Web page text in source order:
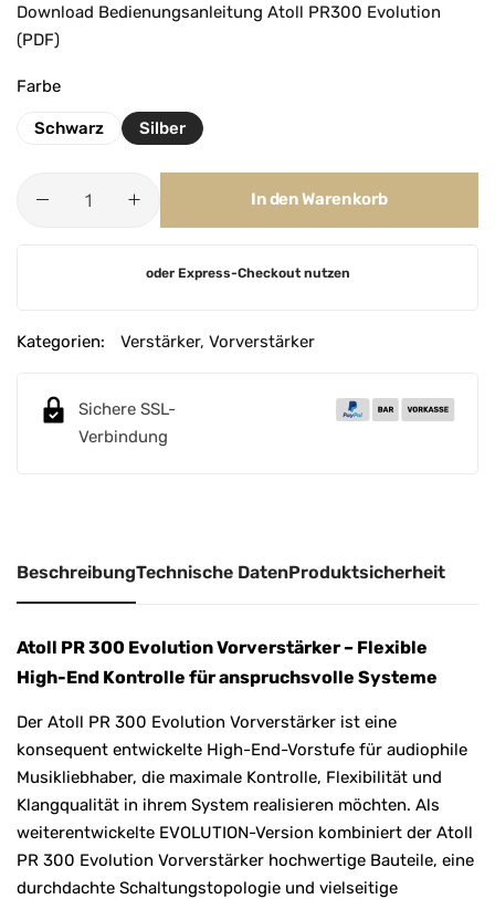
Download Bedienungsanleitung Atoll PR300 Evolution
(PDF)
Farbe
Schwarz Silber
In den Warenkorb
e
:
oder Express-Checkout nutzen
Kategorien: Verstärker, Vorverstärker
Sichere SSL-
Verbindung
BeschreibungTechnische DatenProduktsicherheit
Atoll PR 300 Evolution Vorverstärker – Flexible
High-End Kontrolle für anspruchsvolle Systeme
Der Atoll PR 300 Evolution Vorverstärker ist eine
konsequent entwickelte High-End-Vorstufe für audiophile
Musikliebhaber, die maximale Kontrolle, Flexibilität und
Klangqualität in ihrem System realisieren möchten. Als
weiterentwickelte EVOLUTION-Version kombiniert der Atoll
PR 300 Evolution Vorverstärker hochwertige Bauteile, eine
durchdachte Schaltungstopologie und vielseitige